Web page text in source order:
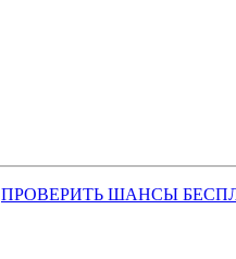
ПРОВЕРИТЬ ШАНСЫ